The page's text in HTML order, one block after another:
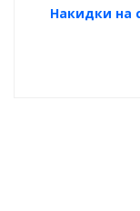
Накидки на